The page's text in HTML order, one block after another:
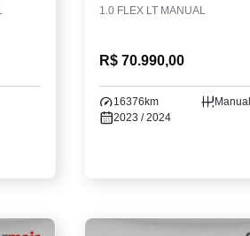
1.0 FLEX LT MANUAL
R$ 70.990,00
16376km
Manual
2023 / 2024